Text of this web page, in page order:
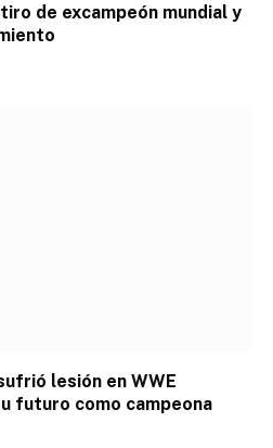
de excampeón mundial y
lesión en WWE
futuro como campeona